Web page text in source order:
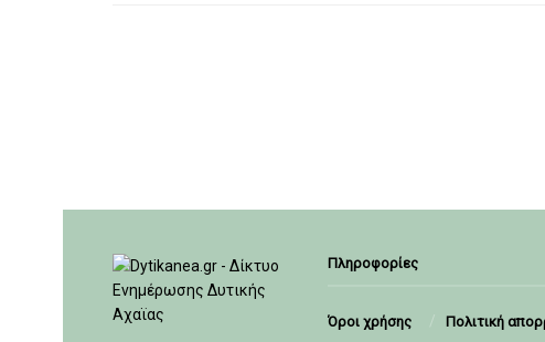
Πληροφορίες
Όροι χρήσης Πολιτική